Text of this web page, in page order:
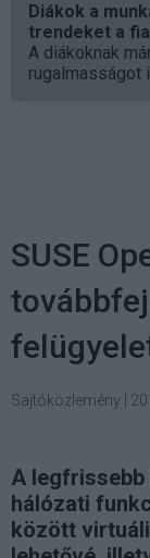
Diákok a
trendeket a
A diákoknak
rugalmasságot
SUSE
Sajtóközlemény
A
hálózati
között